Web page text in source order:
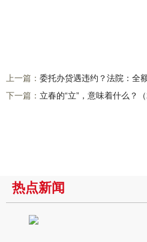
上一篇： 委托办贷遇违约？法院：全
下一篇： 立春的“立”，意味着什么？（
热点新闻